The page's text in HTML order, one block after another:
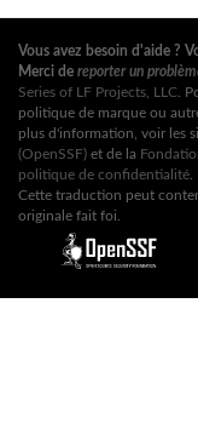
Vous avez besoin d'aide ?
Merci de reporter un
Series of LF Projects, LLC .
politique de marque ou
plus d'information, voir les
(OpenSSF) et de la
politique de confidentialité
Cette traduction peut
originale fait foi.